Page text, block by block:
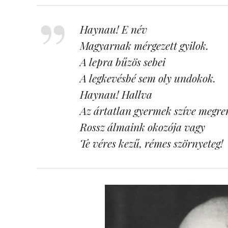
Haynau! E név
Magyarnak mérgezett gyilok.
A lepra bűzös sebei
A legkevésbé sem oly undokok.
Haynau! Hallva
Az ártatlan gyermek szíve
Rossz álmaink okozója vagy
Te véres kezű, rémes szörnyeteg!